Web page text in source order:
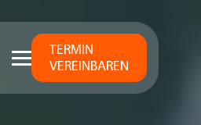
TERMIN
VEREINBAREN